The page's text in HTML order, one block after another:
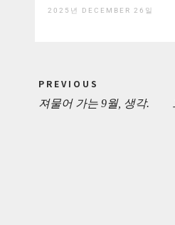
2025년 DECEMBER 26일
navigation
PREVIOUS
PREVIOUS
져물어 가는 9월, 생각.